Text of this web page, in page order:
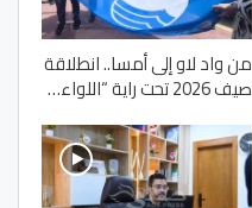
من واد لاو إلى أمسا.. انطلاقة
صيف 2026 تحت راية “اللواء…